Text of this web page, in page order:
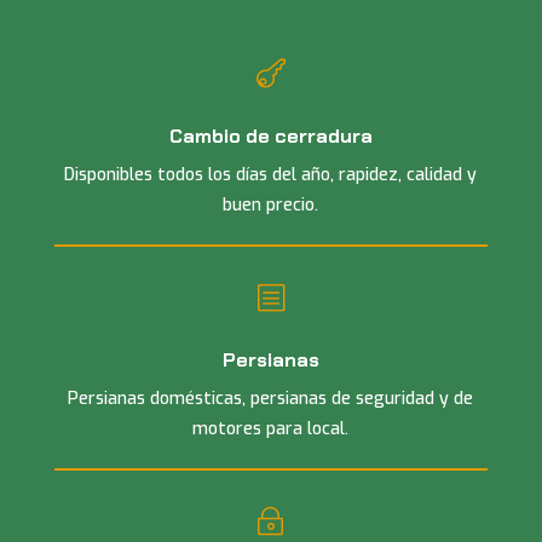

Cambio de cerradura
Disponibles todos los días del año, rapidez, calidad y
buen precio.
b
Persianas
Persianas domésticas, persianas de seguridad y de
motores para local.
~